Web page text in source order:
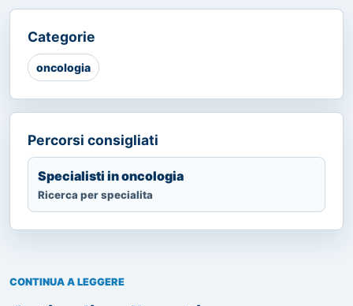
Categorie
oncologia
Percorsi consigliati
Specialisti in oncologia
Ricerca per specialita
CONTINUA A LEGGERE